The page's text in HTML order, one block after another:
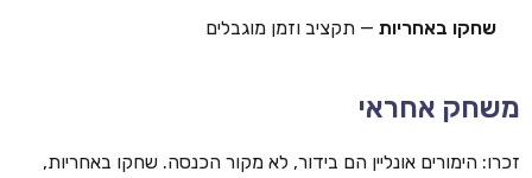
שחקו באחריות — תקציב וזמן מוגבלים
משחק אחראי
זכרו: הימורים אונליין הם בידור, לא מקור הכנסה. שחקו באחריות,